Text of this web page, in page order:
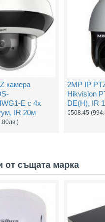
камера
E с 4х
IR 20м
2MP IP
Hikvision
DE(H), IR
€508.45
от същата марка